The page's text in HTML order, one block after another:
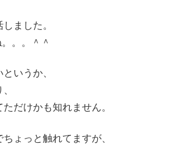
ました。
。。＾＾
いうか、
だけかも知れません。
ょっと触れてますが、